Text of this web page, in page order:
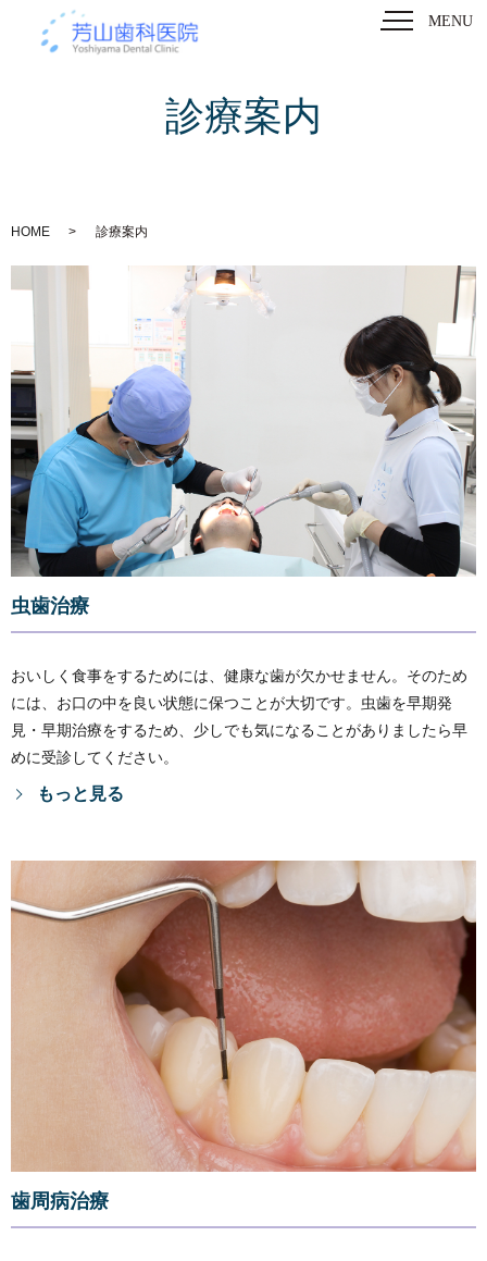
MENU
診療案内
HOME 診療案内
虫歯治療
おいしく食事をするためには、健康な歯が欠かせません。そのため
には、お口の中を良い状態に保つことが大切です。虫歯を早期発
見・早期治療をするため、少しでも気になることがありましたら早
めに受診してください。
もっと見る
歯周病治療